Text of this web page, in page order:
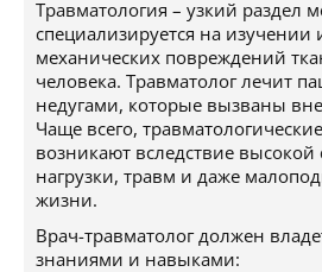
Травматология – узкий раздел
специализируется на изучении
механических повреждений
человека. Травматолог лечит
недугами, которые вызваны
Чаще всего,
возникают вследствие
нагрузки, травм и даже
жизни.
Врач-травматолог должен
знаниями и навыками: